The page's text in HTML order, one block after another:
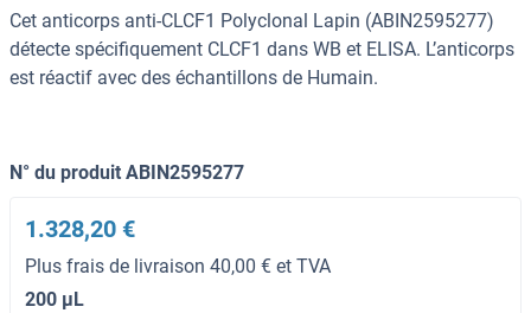
Cet anticorps anti-CLCF1 Polyclonal Lapin (ABIN2595277)
détecte spécifiquement CLCF1 dans WB et ELISA. L’anticorps
est réactif avec des échantillons de Humain.
N° du produit ABIN2595277
1.328,20 €
Plus frais de livraison 40,00 € et TVA
200 μL